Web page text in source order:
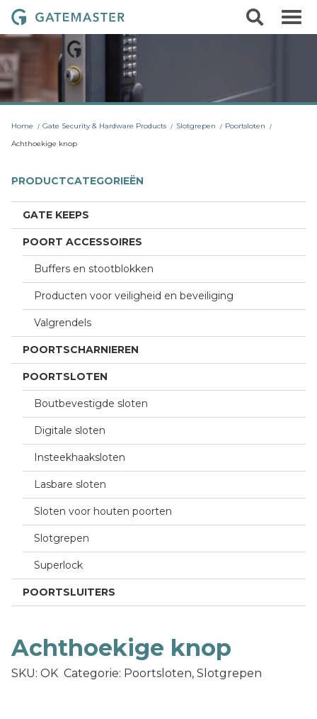
i
t
o
c
o
n
G
a
t
e
m
a
s
t
r
c
e
Home Gate Security & Hardware Products Slotgrepen
Poortsloten
Achthoekige knop
PRODUCTCATEGORIEËN
GATE KEEPS
POORT ACCESSOIRES
Buffers en stootblokken
Producten voor veiligheid en beveiliging
Valgrendels
POORTSCHARNIEREN
POORTSLOTEN
Boutbevestigde sloten
Digitale sloten
Insteekhaaksloten
Lasbare sloten
Sloten voor houten poorten
Slotgrepen
Superlock
POORTSLUITERS
Achthoekige knop
SKU: OK Categorie: Poortsloten, Slotgrepen